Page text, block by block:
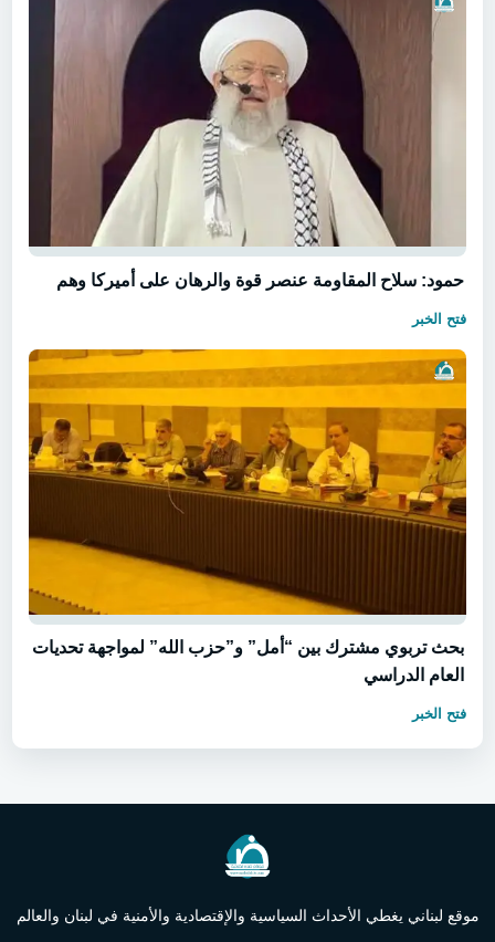
حمود: سلاح المقاومة عنصر قوة والرهان على أميركا وهم
فتح الخبر
بحث تربوي مشترك بين “أمل” و”حزب الله” لمواجهة تحديات
العام الدراسي
فتح الخبر
موقع لبناني يغطي الأحداث السياسية والإقتصادية والأمنية في لبنان والعالم